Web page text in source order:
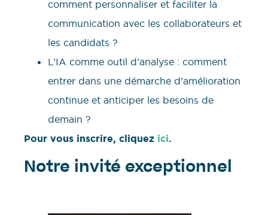
comment personnaliser et faciliter la
communication avec les collaborateurs et
les candidats ?
L’IA comme outil d’analyse : comment
entrer dans une démarche d’amélioration
continue et anticiper les besoins de
demain ?
Pour vous inscrire, cliquez ici.
Notre invité exceptionnel